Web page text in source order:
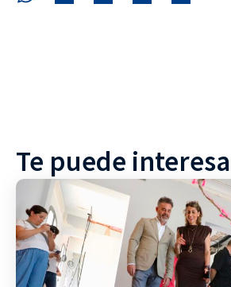
Te puede